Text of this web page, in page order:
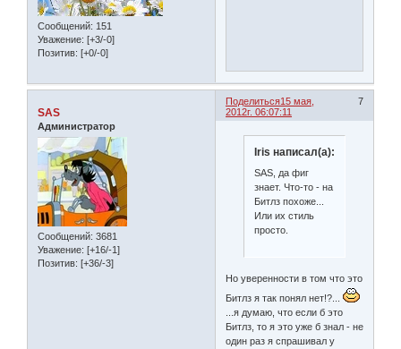
Сообщений: 151
Уважение: [+3/-0]
Позитив: [+0/-0]
Поделиться 7
15 мая,
2012г. 06:07:11
SAS
Администратор
Сообщений: 3681
Уважение: [+16/-1]
Позитив: [+36/-3]
Iris написал(а):
SAS, да фиг
знает. Что-то - на
Битлз похоже...
Или их стиль
просто.
Но уверенности в том что это
Битлз я так понял нет!?...
...я думаю, что если б это
Битлз, то я это уже б знал - не
один раз я спрашивал у